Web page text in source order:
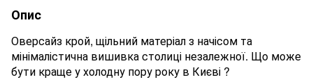
Опис
Оверсайз крой, щільний матеріал з начісом та
мінімалістична вишивка столиці незалежної. Що може
бути краще у холодну пору року в Києві ?